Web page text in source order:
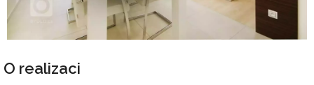
O realizaci